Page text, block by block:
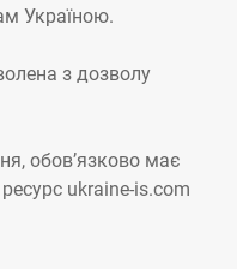
Україною.
з дозволу
обов’язково має
ukraine-is.com